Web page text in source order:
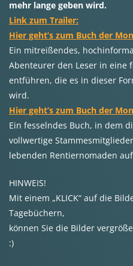
mehr lange geben wird.
Link zum Trailer:
Hier geht’s zum Buch der
Ein mitreißendes,
Abenteurer den Leser in eine
entführen, die es in dieser
wird.
Hier geht’s zum Buch der
Ein fesselndes Buch, in dem
vollwertige
lebenden Rentiernomaden
HINWEIS!
Mit einem „KLICK“ auf die
Tagebüchern,
können Sie die Bilder
:)